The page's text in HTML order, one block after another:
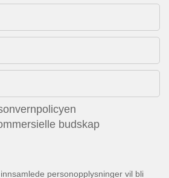
budskap
personopplysninger vil bli